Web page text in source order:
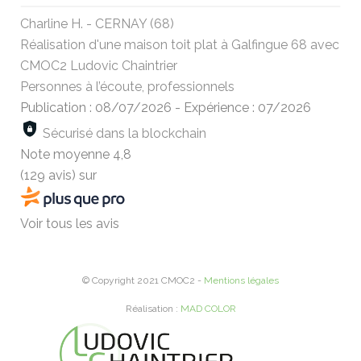
Charline H. - CERNAY (68)
Réalisation d'une maison toit plat à Galfingue 68 avec
CMOC2 Ludovic Chaintrier
Personnes à l’écoute, professionnels
Publication : 08/07/2026 - Expérience : 07/2026
Sécurisé dans la blockchain
Note moyenne 4,8
(129 avis) sur
Voir tous les avis
© Copyright 2021 CMOC2 - Mentions légales
Réalisation : MAD COLOR